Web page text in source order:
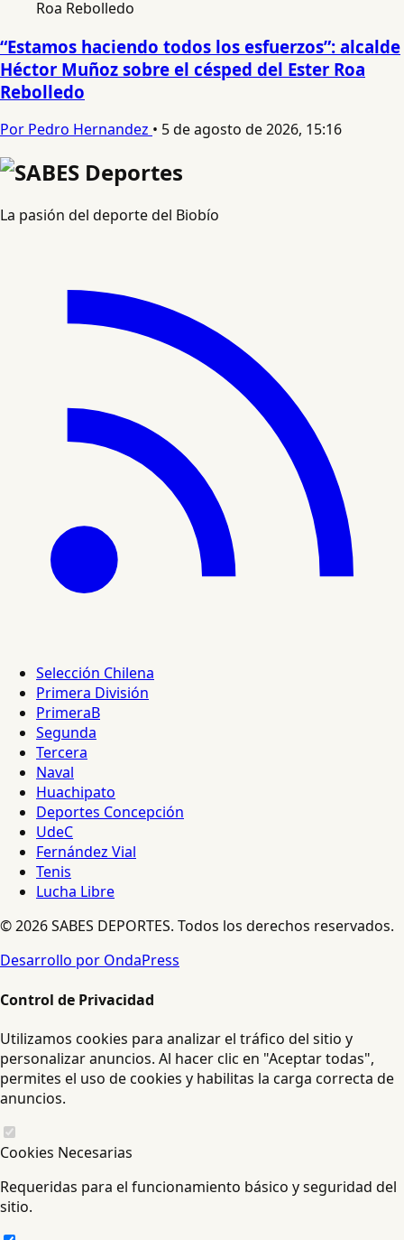
“Estamos haciendo todos los esfuerzos”: alcalde
Héctor Muñoz sobre el césped del Ester Roa
Rebolledo
Por Pedro Hernandez • 5 de agosto de 2026, 15:16
La pasión del deporte del Biobío
Selección Chilena
Primera División
PrimeraB
Segunda
Tercera
Naval
Huachipato
Deportes Concepción
UdeC
Fernández Vial
Tenis
Lucha Libre
© 2026 SABES DEPORTES. Todos los derechos reservados.
Desarrollo por OndaPress
Control de Privacidad
Utilizamos cookies para analizar el tráfico del sitio y
personalizar anuncios. Al hacer clic en "Aceptar todas",
permites el uso de cookies y habilitas la carga correcta de
anuncios.
Cookies Necesarias
Requeridas para el funcionamiento básico y seguridad del
sitio.